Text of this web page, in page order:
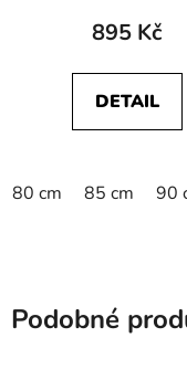
895 Kč
DETAIL
80 cm 85 cm 90
Podobné